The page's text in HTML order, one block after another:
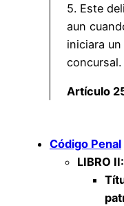
5. Este
aun
iniciara
concursal.
Artículo
Código Penal
LIBRO